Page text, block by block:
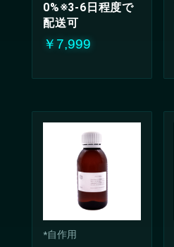
0%※3-6日程度で
配送可
￥7,999
*自作用